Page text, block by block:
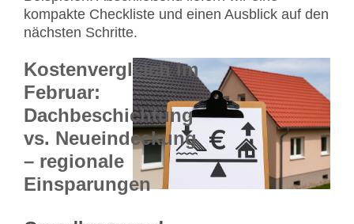
kompakte Checkliste und einen Ausblick auf den
nächsten Schritte.
Kostenvergleich im
Februar:
Dachbeschichtung
vs. Neueindeckung
– regionale
Einsparungen